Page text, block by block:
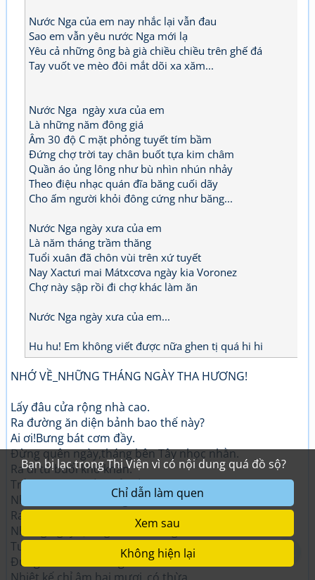
Nước Nga của em nay nhắc lại vẫn đau
Sao em vẫn yêu nước Nga mới lạ
Yêu cả những ông bà già chiều chiều trên ghế đá
Tay vuốt ve mèo đôi mắt dõi xa xăm...
Nước Nga ngày xưa của em
Là những năm đông giá
Âm 30 độ C mặt phỏng tuyết tím bầm
Đứng chợ trời tay chân buốt tựa kim châm
Quần áo ủng lông như bù nhìn nhún nhảy
Theo điệu nhạc quán đĩa băng cuối dãy
Cho ấm người khỏi đông cứng như băng...
Nước Nga ngày xưa của em
Là năm tháng trầm thăng
Tuổi xuân đã chôn vùi trên xứ tuyết
Nay Xactưi mai Mátxcơva ngày kia Voronez
Chợ này sập rồi đi chợ khác làm ăn
Nước Nga ngày xưa của em...
Hu hu! Em không viết được nữa ghen tị quá hi hi
NHỚ VỀ_NHỮNG THÁNG NGÀY THA HƯƠNG!
Lấy đâu cửa rộng nhà cao.
Ra đường ăn diện bảnh bao thế này?
Ai ơi!Bưng bát cơm đầy.
Đừng quên ngày,tháng bên Tây nhọc nhằn.
Ra đi từ buổi khó khăn.
Trải bao mưa,nắng tảo tần gian nan:
Nhiều lần đi trốn công an.
Ra đường mắt đảo dọc,ngang không ngừng.
Những ngày lạnh giá mùa Đông.
Tuyết rơi như thể rắc bông lên người.
Đứng chôn chân ở ngoài trời.
Chỉ dẫn làm quen
Xem sau
Không hiện lại
Bạn bị lạc trong Thi Viện vì có nội dung quá đồ sộ?